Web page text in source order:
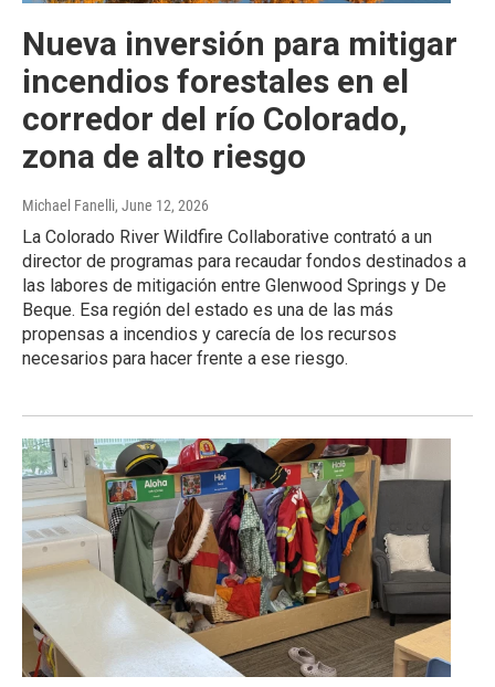
Nueva inversión para mitigar
incendios forestales en el
corredor del río Colorado,
zona de alto riesgo
Michael Fanelli, June 12, 2026
La Colorado River Wildfire Collaborative contrató a un
director de programas para recaudar fondos destinados a
las labores de mitigación entre Glenwood Springs y De
Beque. Esa región del estado es una de las más
propensas a incendios y carecía de los recursos
necesarios para hacer frente a ese riesgo.